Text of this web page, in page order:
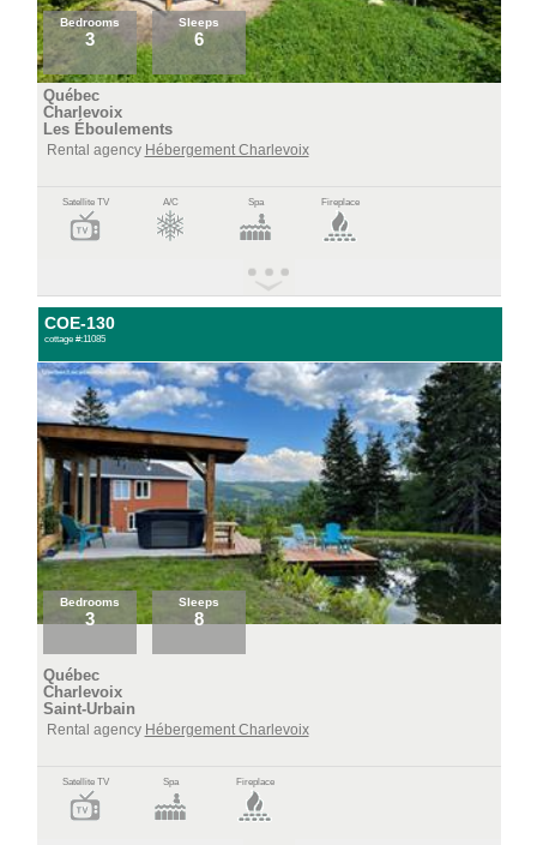
Bedrooms
3
Sleeps
6
Québec
Charlevoix
Les Éboulements
Rental agency Hébergement Charlevoix
Satellite TV A/C Spa Fireplace
COE-130
cottage #:11085
Bedrooms
3
Sleeps
8
Québec
Charlevoix
Saint-Urbain
Rental agency Hébergement Charlevoix
Satellite TV Spa Fireplace